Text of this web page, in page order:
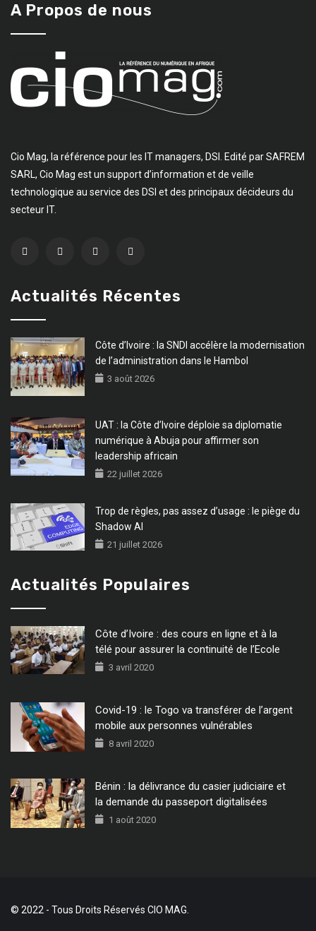
A Propos de nous
Cio Mag, la référence pour les IT managers, DSI. Edité par SAFREM
SARL, Cio Mag est un support d’information et de veille
technologique au service des DSI et des principaux décideurs du
secteur IT.
Actualités Récentes
Côte d’Ivoire : la SNDI accélère la modernisation
de l’administration dans le Hambol
3 août 2026
UAT : la Côte d’Ivoire déploie sa diplomatie
numérique à Abuja pour affirmer son
leadership africain
22 juillet 2026
Trop de règles, pas assez d’usage : le piège du
Shadow AI
21 juillet 2026
Actualités Populaires
Côte d’Ivoire : des cours en ligne et à la
télé pour assurer la continuité de l’Ecole
3 avril 2020
Covid-19 : le Togo va transférer de l’argent
mobile aux personnes vulnérables
8 avril 2020
Bénin : la délivrance du casier judiciaire et
la demande du passeport digitalisées
1 août 2020
© 2022 - Tous Droits Réservés CIO MAG.